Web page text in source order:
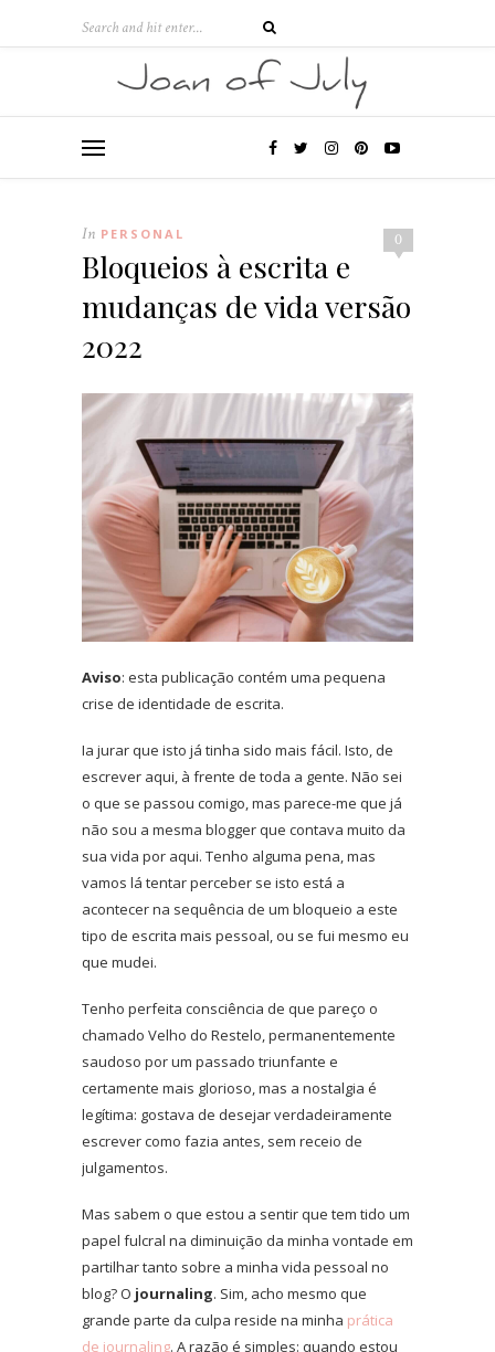
0
In PERSONAL
Bloqueios à escrita e
mudanças de vida versão
2022
Aviso: esta publicação contém uma pequena
crise de identidade de escrita.
Ia jurar que isto já tinha sido mais fácil. Isto, de
escrever aqui, à frente de toda a gente. Não sei
o que se passou comigo, mas parece-me que já
não sou a mesma blogger que contava muito da
sua vida por aqui. Tenho alguma pena, mas
vamos lá tentar perceber se isto está a
acontecer na sequência de um bloqueio a este
tipo de escrita mais pessoal, ou se fui mesmo eu
que mudei.
Tenho perfeita consciência de que pareço o
chamado Velho do Restelo, permanentemente
saudoso por um passado triunfante e
certamente mais glorioso, mas a nostalgia é
legítima: gostava de desejar verdadeiramente
escrever como fazia antes, sem receio de
julgamentos.
Mas sabem o que estou a sentir que tem tido um
papel fulcral na diminuição da minha vontade em
partilhar tanto sobre a minha vida pessoal no
blog? O journaling. Sim, acho mesmo que
grande parte da culpa reside na minha prática
de journaling. A razão é simples: quando estou